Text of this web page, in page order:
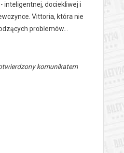
inteligentnej, dociekliwej i
Vittoria, która nie
problemów…
komunikatem